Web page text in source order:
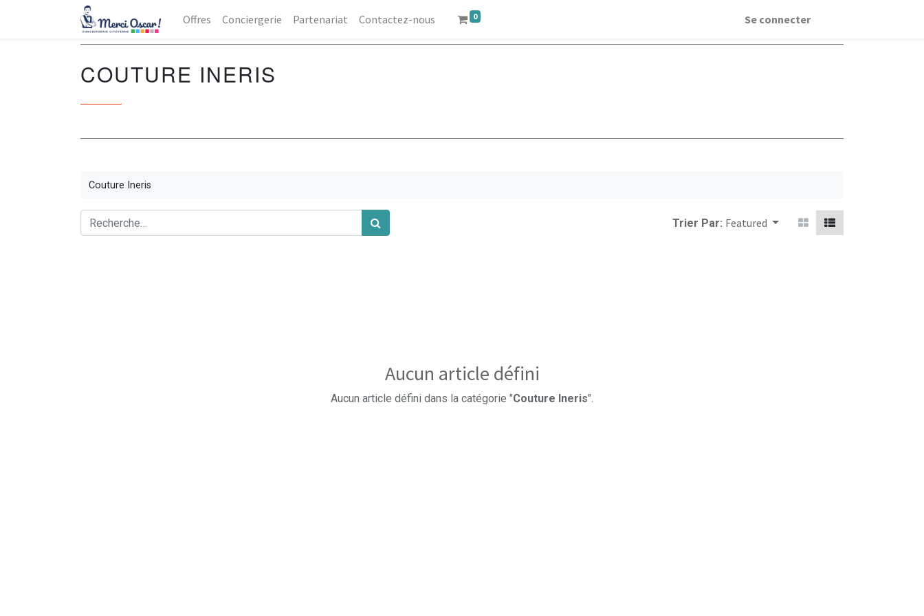
Offres Conciergerie Partenariat Contactez-nous 0 Se connecter
COUTURE INERIS
Couture Ineris
Trier Par: Featured
Aucun article défini
Aucun article défini dans la catégorie "Couture Ineris".